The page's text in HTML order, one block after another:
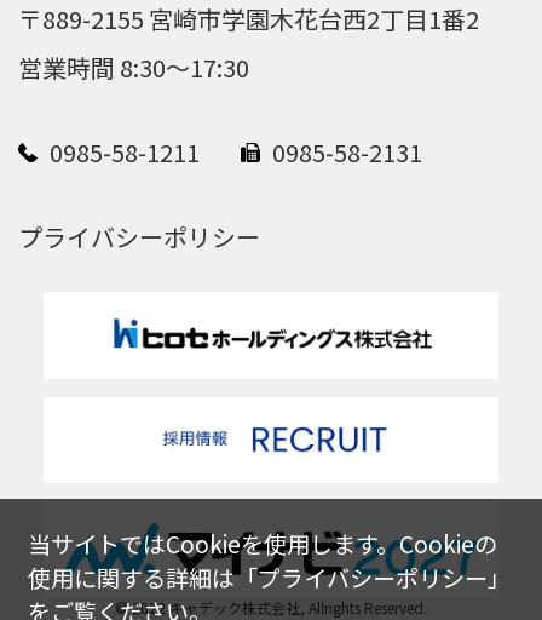
当サイトではCookieを使用します。Cookieの
使用に関する詳細は「プライバシーポリシー」
をご覧ください。
〒889-2155 宮崎市学園木花台西2丁目1番2
営業時間 8:30～17:30
0985-58-1211 0985-58-2131
プライバシーポリシー
© 2022 キャデック株式会社, Allrights Reserved.